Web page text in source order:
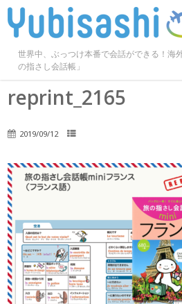
世界中、ぶっつけ本番で会話ができる！海
の指さし会話帳」
reprint_2165
2019/09/12